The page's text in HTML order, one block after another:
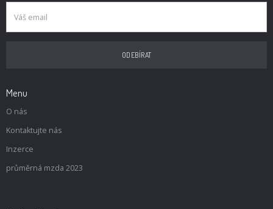
Menu
O nás
Kontaktujte nás
Inzerce
průměrná mzda 2023